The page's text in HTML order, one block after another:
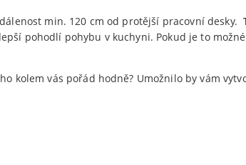
min. 120 cm od protější pracovní desky.
pohodlí pohybu v kuchyni. Pokud je to
kolem vás pořád hodně? Umožnilo by vám